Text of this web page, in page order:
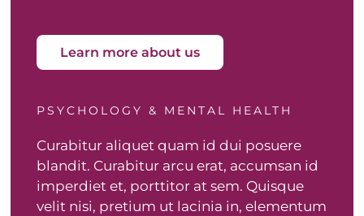
Learn more about us
PSYCHOLOGY & MENTAL HEALTH
Curabitur aliquet quam id dui posuere
blandit. Curabitur arcu erat, accumsan id
imperdiet et, porttitor at sem. Quisque
velit nisi, pretium ut lacinia in, elementum